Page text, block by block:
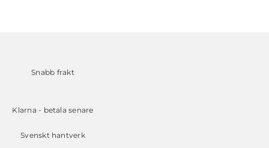
Snabb frakt
Klarna - betala senare
Svenskt hantverk